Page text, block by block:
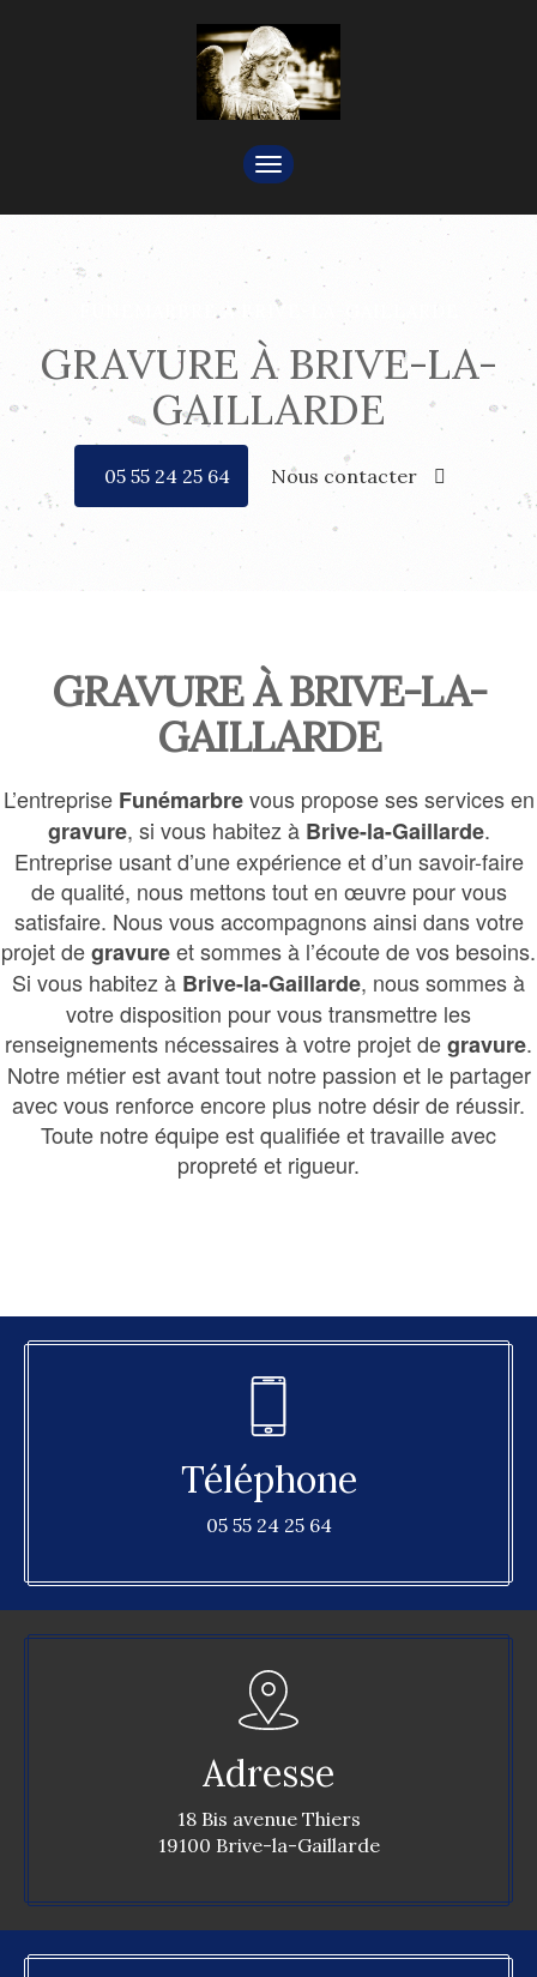
TOGGLE
NAVIGATION
FUNÉMARBRE À BRIVE-LA-GAILLARDE
GRAVURE À BRIVE-LA-
GAILLARDE
05 55 24 25 64 Nous contacter
GRAVURE À BRIVE-LA-
GAILLARDE
L’entreprise Funémarbrevous propose ses services en
gravure, si vous habitez à Brive-la-Gaillarde.
Entreprise usant d’une expérience et d’un savoir-faire
de qualité, nous mettons tout en œuvre pour vous
satisfaire. Nous vous accompagnons ainsi dans votre
projet degravureet sommes à l’écoute de vos besoins.
Si vous habitez à Brive-la-Gaillarde, nous sommes à
votre disposition pour vous transmettre les
renseignements nécessaires à votre projet degravure.
Notre métier est avant tout notre passion et le partager
avec vous renforce encore plus notre désir de réussir.
Toute notre équipe est qualifiée et travaille avec
propreté et rigueur.
Téléphone
05 55 24 25 64
Adresse
18 Bis avenue Thiers
19100 Brive-la-Gaillarde